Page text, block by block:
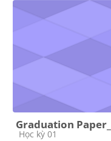
Graduation
Course category
Học kỳ 01